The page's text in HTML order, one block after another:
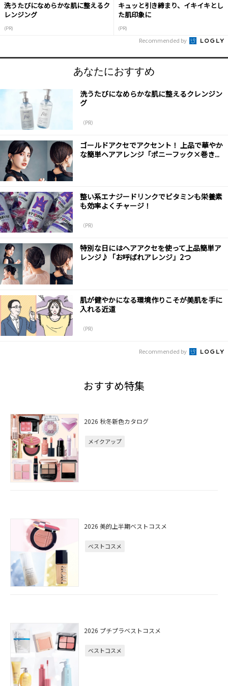
洗うたびになめらかな肌に整えるク
レンジング
(PR)
キュッと引き締まり、イキイキとし
た肌印象に
(PR)
Recommended by
あなたにおすすめ
洗うたびになめらかな肌に整えるクレンジン
グ
（PR）
ゴールドアクセでアクセント！ 上品で華やか
な簡単ヘアアレンジ「ポニーフック×巻き...
整い系エナジードリンクでビタミンも栄養素
も効率よくチャージ！
（PR）
特別な日にはヘアアクセを使って上品簡単ア
レンジ♪「お呼ばれアレンジ」2つ
肌が健やかになる環境作りこそが美肌を手に
入れる近道
（PR）
Recommended by
おすすめ特集
2026 秋冬新色カタログ
メイクアップ
2026 美的上半期ベストコスメ
ベストコスメ
2026 プチプラベストコスメ
ベストコスメ